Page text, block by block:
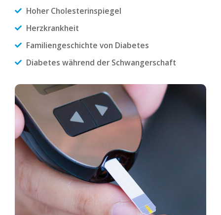
Hoher Cholesterinspiegel
Herzkrankheit
Familiengeschichte von Diabetes
Diabetes während der Schwangerschaft